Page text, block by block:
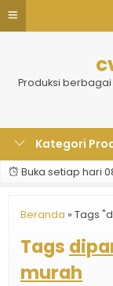
Produksi
Kategori
Buka setiap hari
Beranda » Tags
Tags
murah